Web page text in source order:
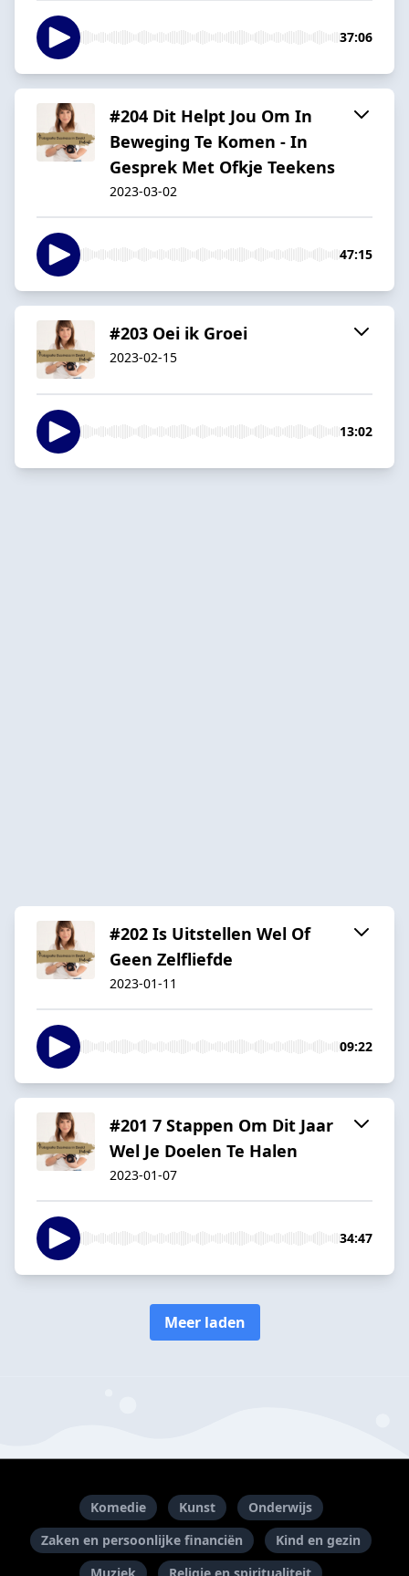
37:06
#204 Dit Helpt Jou Om In
Beweging Te Komen - In
Gesprek Met Ofkje Teekens
2023-03-02
47:15
#203 Oei ik Groei
2023-02-15
13:02
#202 Is Uitstellen Wel Of
Geen Zelfliefde
2023-01-11
09:22
#201 7 Stappen Om Dit Jaar
Wel Je Doelen Te Halen
2023-01-07
34:47
Meer laden
Komedie Kunst
Onderwijs
Zaken en persoonlijke financiën
Kind en gezin